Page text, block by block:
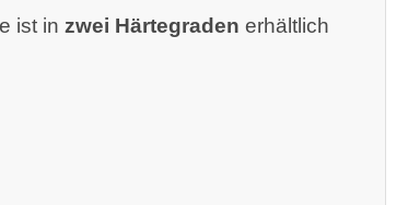
ist in zwei Härtegraden erhältlich